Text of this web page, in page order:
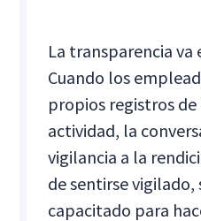
La transparencia va
Cuando los
propios registros
actividad, la
vigilancia a la
de sentirse vigilado,
capacitado para